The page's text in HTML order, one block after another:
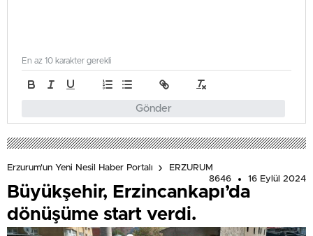
Gönder
En az 10 karakter gerekli
Erzurum'un Yeni Nesil Haber Portalı
ERZURUM
8646
16 Eylül 2024
Büyükşehir, Erzincankapı’da
dönüşüme start verdi.